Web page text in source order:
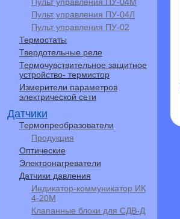
Пульт управления ПУ-04Л
Пульт управления ПУ-02
Термостаты
Твердотельные реле
Термочувствительное защитное
устройство- термистор
Измерители параметров
электрической сети
Датчики
Термопреобразователи
Продукция
Оптические
Электронагреватели
Датчики давления
Индикатор-коммуникатор ИК
4-20М
Клапанные блоки для СДВ-Д